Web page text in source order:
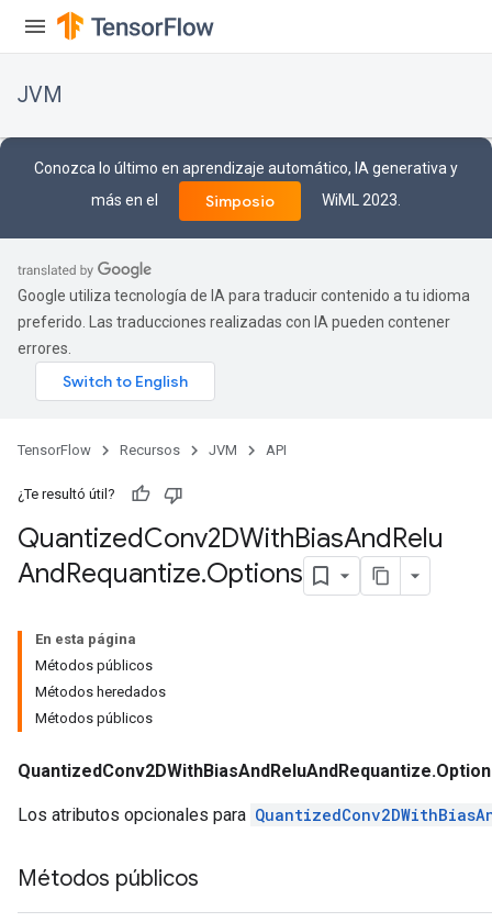
JVM
Conozca lo último en aprendizaje automático, IA generativa y
más en el
Simposio WiML 2023.
Google utiliza tecnología de IA para traducir contenido a tu idioma
preferido. Las traducciones realizadas con IA pueden contener
errores.
TensorFlow Recursos JVM API
¿Te resultó útil?
QuantizedConv2DWithBiasAndRelu
AndRequantize.Options
En esta página
Métodos públicos
Métodos heredados
Métodos públicos
Los atributos opcionales para
Métodos públicos